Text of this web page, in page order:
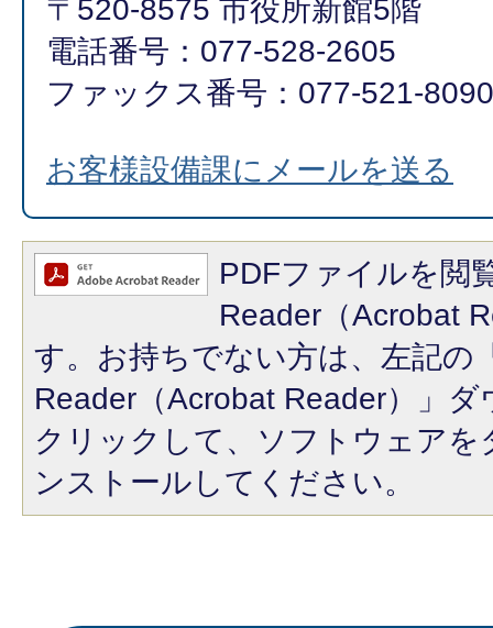
〒520-8575 市役所新館5階
電話番号：077-528-2605
ファックス番号：077-521-8090
お客様設備課にメールを送る
PDFファイルを閲
Reader（Acrobat
す。お持ちでない方は、左記の
Reader（Acrobat Reader）」
クリックして、ソフトウェア
ンストールしてください。